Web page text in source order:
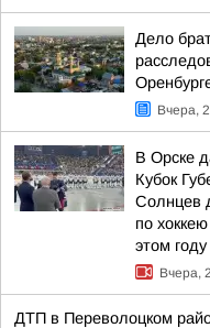
Дело
Вчера,
В Орске
Кубок
Солнцев
по
этом
Вчера,
ДТП в Переволоцком